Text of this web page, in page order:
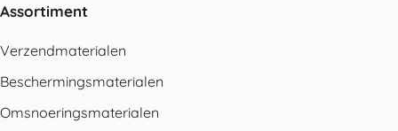
Assortiment
Verzendmaterialen
Beschermingsmaterialen
Omsnoeringsmaterialen